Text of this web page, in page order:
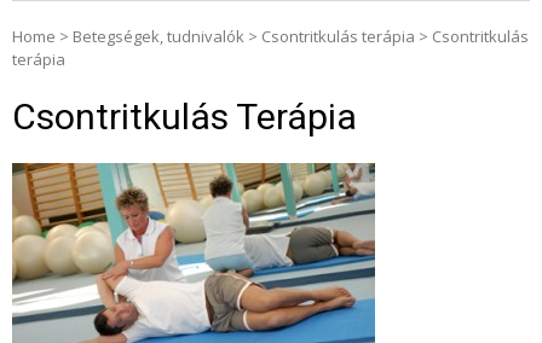
Home > Betegségek, tudnivalók > Csontritkulás terápia > Csontritkulás
terápia
Csontritkulás Terápia